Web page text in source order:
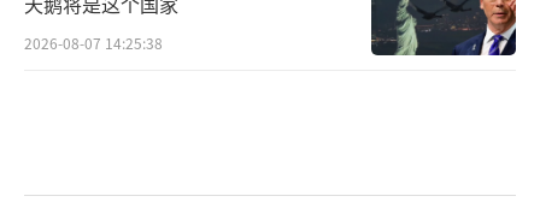
2026-08-07 14:25:38